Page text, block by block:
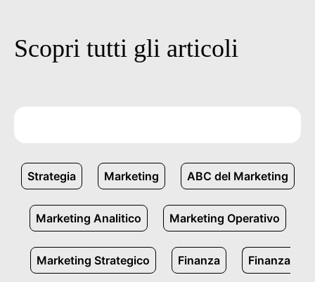
Scopri tutti gli articoli
Strategia Marketing ABC del Marketing
Marketing Analitico Marketing Operativo
Marketing Strategico Finanza Finanza